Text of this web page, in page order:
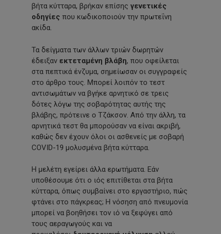
βήτα κύτταρα, βρήκαν επίσης γενετικές
οδηγίες που κωδικοποιούν την πρωτεΐνη
ακίδα.
Τα δείγματα των άλλων τριών δωρητών
έδειξαν εκτεταμένη βλάβη, που οφείλεται
στα πεπτικά ένζυμα, σημείωσαν οι συγγραφείς
στο άρθρο τους. Μπορεί λοιπόν το τεστ
αντισωμάτων να βγήκε αρνητικό σε τρεις
δότες λόγω της σοβαρότητας αυτής της
βλάβης, πρότεινε ο Τζάκσον. Από την άλλη, τα
αρνητικά τεστ θα μπορούσαν να είναι ακριβή,
καθώς δεν έχουν όλοι οι ασθενείς με σοβαρή
COVID-19 μολυσμένα βήτα κύτταρα.
Η μελέτη εγείρει άλλα ερωτήματα. Εάν
υποθέσουμε ότι ο ιός επιτίθεται στα βήτα
κύτταρα, όπως συμβαίνει στο εργαστήριο, πώς
φτάνει στο πάγκρεας; Η νόσηση από πνευμονία
μπορεί να βοηθήσει τον ιό να ξεφύγει από
τους αεραγωγούς και να